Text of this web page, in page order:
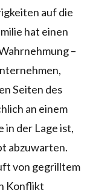
auf die
hat einen
–
Seiten des
an einem
in der Lage ist,
abzuwarten.
von gegrilltem
Konflikt